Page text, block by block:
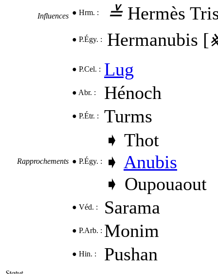
Influences ● Hrm. : ≚ Hermès
● P.Égy. : Hermanubis [
Rapprochements
● P.Cel. : Lug
● Abr. : Hénoch
● P.Étr. : Turms
● P.Égy. :
➧ Thot
➧ Anubis
➧ Oupouaout
● Véd. : Sarama
● P.Arb. : Monim
● Hin. : Pushan